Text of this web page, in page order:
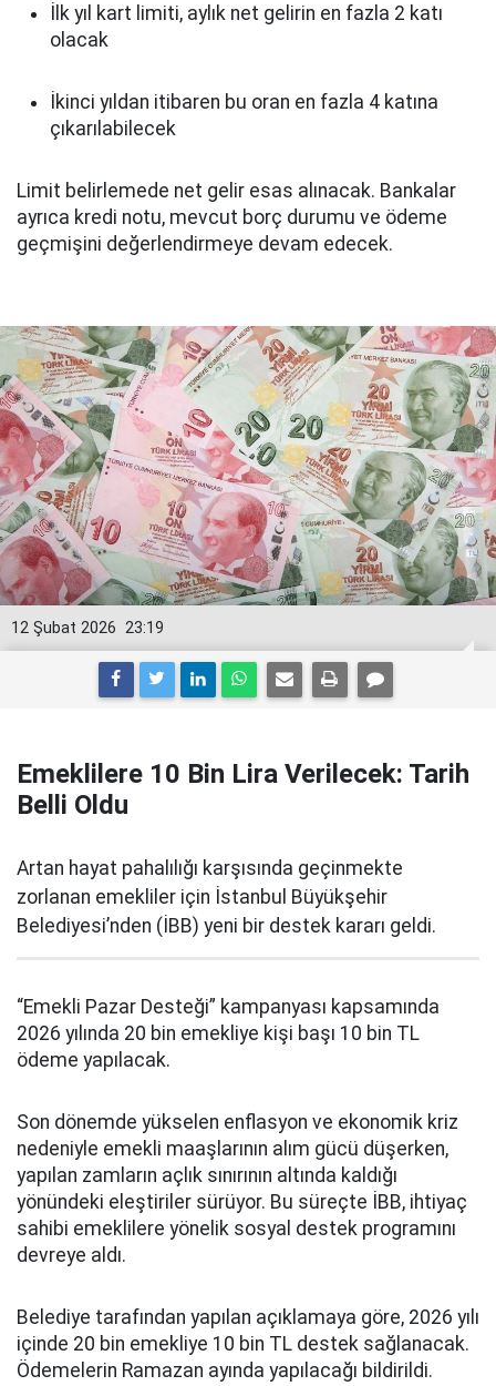
İlk yıl kart limiti, aylık net gelirin en fazla 2 katı
olacak
İkinci yıldan itibaren bu oran en fazla 4 katına
çıkarılabilecek
Limit belirlemede net gelir esas alınacak. Bankalar
ayrıca kredi notu, mevcut borç durumu ve ödeme
geçmişini değerlendirmeye devam edecek.
23:19
12 Şubat 2026
Emeklilere 10 Bin Lira Verilecek: Tarih
Belli Oldu
Artan hayat pahalılığı karşısında geçinmekte
zorlanan emekliler için İstanbul Büyükşehir
Belediyesi’nden (İBB) yeni bir destek kararı geldi.
“Emekli Pazar Desteği” kampanyası kapsamında
2026 yılında 20 bin emekliye kişi başı 10 bin TL
ödeme yapılacak.
Son dönemde yükselen enflasyon ve ekonomik kriz
nedeniyle emekli maaşlarının alım gücü düşerken,
yapılan zamların açlık sınırının altında kaldığı
yönündeki eleştiriler sürüyor. Bu süreçte İBB, ihtiyaç
sahibi emeklilere yönelik sosyal destek programını
devreye aldı.
Belediye tarafından yapılan açıklamaya göre, 2026 yılı
içinde 20 bin emekliye 10 bin TL destek sağlanacak.
Ödemelerin Ramazan ayında yapılacağı bildirildi.